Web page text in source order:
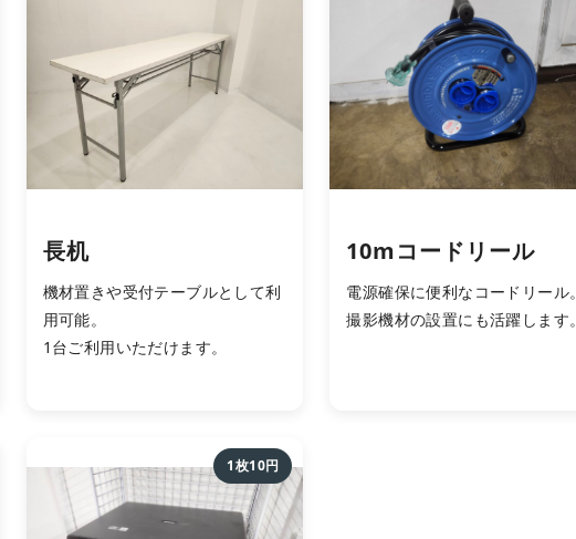
長机
機材置きや受付テーブルとして利
用可能。
1台ご利用いただけます。
10mコードリール
電源確保に便利なコードリール。
撮影機材の設置にも活躍します。
1枚10円